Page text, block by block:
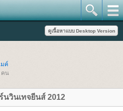
ค์
คน
นวินเทจยีนส์ 2012